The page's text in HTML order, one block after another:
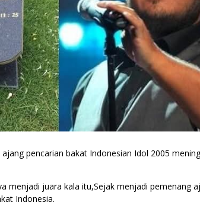
pencarian bakat Indonesian Idol 2005
menjadi juara kala itu,Sejak menjadi pemenang
Indonesia.